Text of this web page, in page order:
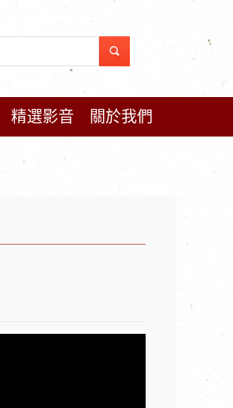
精選影音 關於我們